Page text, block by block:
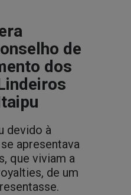
de
dos
devido à
apresentava
que viviam a
de um